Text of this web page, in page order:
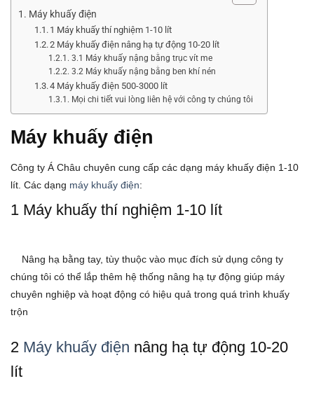
Máy khuấy điện
1 Máy khuấy thí nghiệm 1-10 lít
2 Máy khuấy điện nâng hạ tự động 10-20 lít
3.1 Máy khuấy nậng bằng trục vít me
3.2 Máy khuấy nậng bằng ben khí nén
4 Máy khuấy điện 500-3000 lít
Mọi chi tiết vui lòng liên hệ với công ty chúng tôi
Máy khuấy điện
Công ty Á Châu chuyên cung cấp các dạng máy khuấy điện 1-10
lít. Các dạng máy khuấy điện:
1 Máy khuấy thí nghiệm 1-10 lít
Nâng hạ bằng tay, tùy thuộc vào mục đích sử dụng công ty
chúng tôi có thể lắp thêm hệ thống nâng hạ tự động giúp máy
chuyên nghiệp và hoạt động có hiệu quả trong quá trình khuấy
trộn
2 Máy khuấy điện nâng hạ tự động 10-20
lít